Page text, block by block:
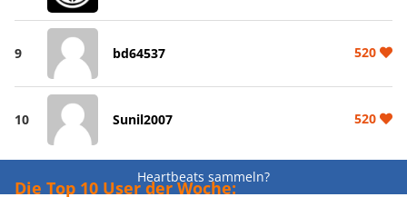
9 bd64537 520
10 Sunil2007 520
Heartbeats sammeln?
Die Top 10 User der Woche: